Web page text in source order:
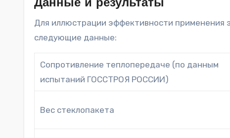
Данные и результаты
Для иллюстрации эффективности применения
следующие данные:
Сопротивление теплопередаче (по данным
испытаний ГОССТРОЯ РОССИИ)
Вес стеклопакета